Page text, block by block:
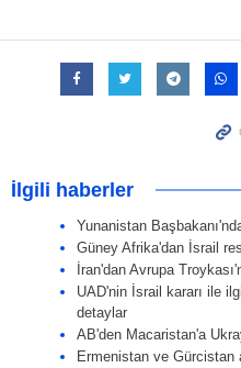
İlgili haberler
Yunanistan
Güney Afrika'dan İsrail
İran'dan Avrupa
UAD'nin İsrail kararı ile
detaylar
AB'den Macaristan'a
Ermenistan ve Gürcistan